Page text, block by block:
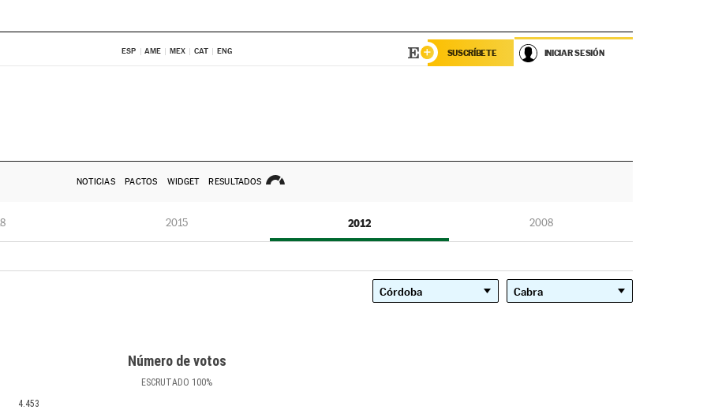
ESP AME MEX CAT ENG SUSCRÍBETE INICIAR SESIÓN
NOTICIAS PACTOS WIDGET RESULTADOS
2015 2012 2008
Número de votos
ESCRUTADO 100%
4.453